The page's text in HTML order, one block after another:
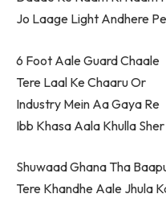
Jo Laage Light Andhere Pe
6 Foot Aale Guard Chaale
Tere Laal Ke Chaaru Or
Industry Mein Aa Gaya Re
Ibb Khasa Aala Khulla Sher
Shuwaad Ghana Tha
Tere Khandhe Aale Jhula